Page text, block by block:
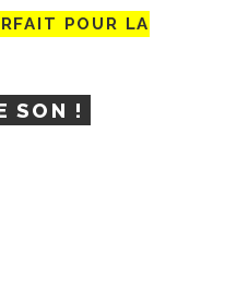
POUR LA
SON !